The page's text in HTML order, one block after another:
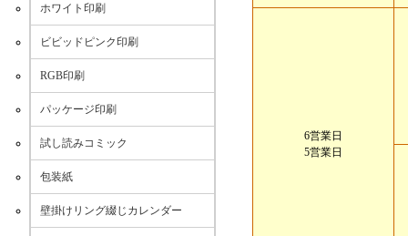
6営業日
5営業日
ホワイト印刷
ビビッドピンク印刷
RGB印刷
パッケージ印刷
試し読みコミック
包装紙
壁掛けリング綴じカレンダー